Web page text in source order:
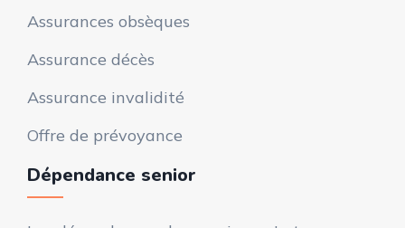
Assurances obsèques
Assurance décès
Assurance invalidité
Offre de prévoyance
Dépendance senior